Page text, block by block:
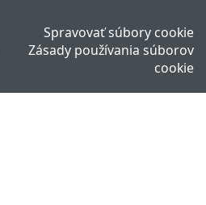
Spravovať súbory cookie
Zásady používania súborov
cookie